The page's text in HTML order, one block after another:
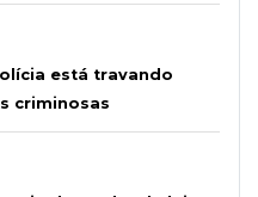
está travando
criminosas